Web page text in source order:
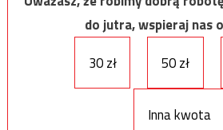
do jutra, wspieraj nas
30 zł
50 zł
Inna kwota